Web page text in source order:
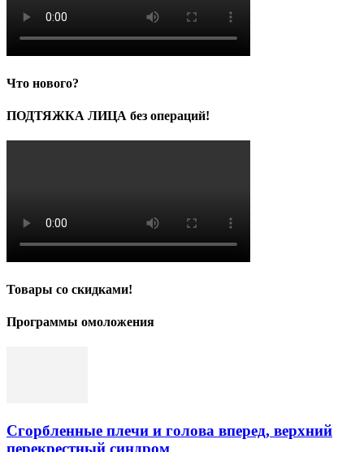
Что нового?
ПОДТЯЖКА ЛИЦА без операций!
Товары со скидками!
Программы омоложения
Сгорбленные плечи и голова вперед, верхний
перекрестный синдром